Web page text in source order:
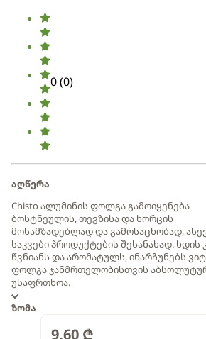
0(0)
აღწერა
Chisto ალუმინის ფოლგა გამოიყენება
ბოსტნეულის, თევზისა და ხორცის
მოსამზადებლად და გამოსაცხობად,
საკვები პროდუქტების შესანახად. ხდის
წვნიანს და არომატულს, ინარჩუნებს
ფოლგა ჯანმრთელობისთვის
უსაფრთხოა.
ზომა
9.60 ₾